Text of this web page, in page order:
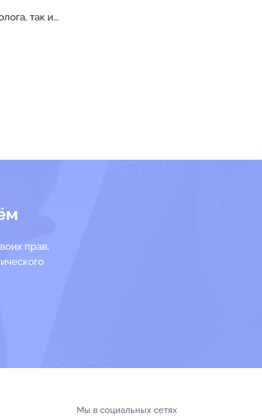
так и...
прав,
Мы в социальных сетях